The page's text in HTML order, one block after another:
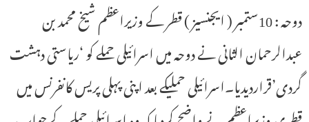
دوحہ : 10ستمبر ( ایجنسیز ) قطر کے وزیراعظم شیخ محمد بن
عبدالرحمان الثانی نے دوحہ میں اسرائیلی حملے کو ‘ریاستی دہشت
گردی’قراردیدیا۔اسرائیلی حملیکے بعد اپنی پہلی پریس کانفرنس میں